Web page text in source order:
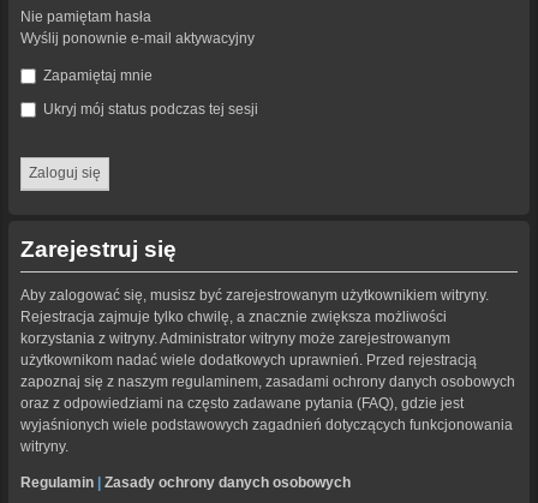
Nie pamiętam hasła
Wyślij ponownie e-mail aktywacyjny
Zapamiętaj mnie
Ukryj mój status podczas tej sesji
Zarejestruj się
Aby zalogować się, musisz być zarejestrowanym użytkownikiem witryny.
Rejestracja zajmuje tylko chwilę, a znacznie zwiększa możliwości
korzystania z witryny. Administrator witryny może zarejestrowanym
użytkownikom nadać wiele dodatkowych uprawnień. Przed rejestracją
zapoznaj się z naszym regulaminem, zasadami ochrony danych osobowych
oraz z odpowiedziami na często zadawane pytania (FAQ), gdzie jest
wyjaśnionych wiele podstawowych zagadnień dotyczących funkcjonowania
witryny.
Regulamin Zasady ochrony danych osobowych